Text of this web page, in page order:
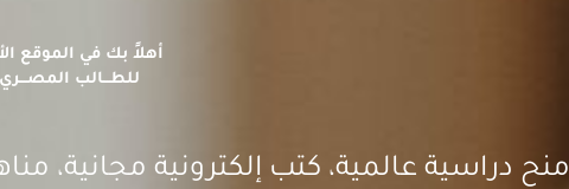
أهلاً بك في الموقع
للطـــالب المصـــري
منح دراسية عالمية، كتب إلكترونية مجانية،